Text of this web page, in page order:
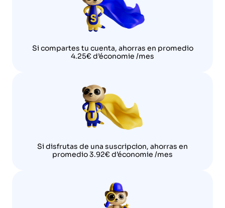
Si compartes tu cuenta, ahorras en promedio
4.25€ d’économie /mes
Si disfrutas de una suscripcion, ahorras en
promedio 3.92€ d’économie /mes